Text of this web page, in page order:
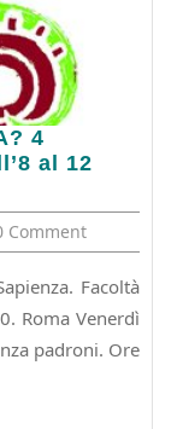
4
al 12
Comment
Facoltà
Roma Venerdì
padroni. Ore